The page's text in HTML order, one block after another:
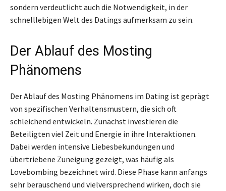
sondern verdeutlicht auch die Notwendigkeit, in der
schnelllebigen Welt des Datings aufmerksam zu sein.
Der Ablauf des Mosting
Phänomens
Der Ablauf des Mosting Phänomens im Dating ist geprägt
von spezifischen Verhaltensmustern, die sich oft
schleichend entwickeln. Zunächst investieren die
Beteiligten viel Zeit und Energie in ihre Interaktionen.
Dabei werden intensive Liebesbekundungen und
übertriebene Zuneigung gezeigt, was häufig als
Lovebombing bezeichnet wird. Diese Phase kann anfangs
sehr berauschend und vielversprechend wirken, doch sie